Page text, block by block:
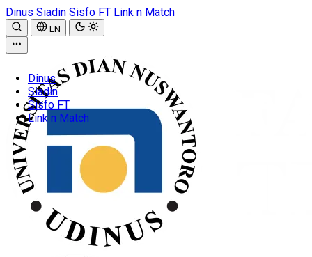
Dinus Siadin Sisfo FT Link n Match
EN
Dinus
Siadin
Sisfo FT
Link n Match